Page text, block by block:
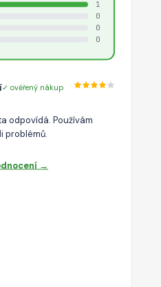
1
0
0
0
✓ ověřený nákup
odpovídá. Používám
problémů.
→